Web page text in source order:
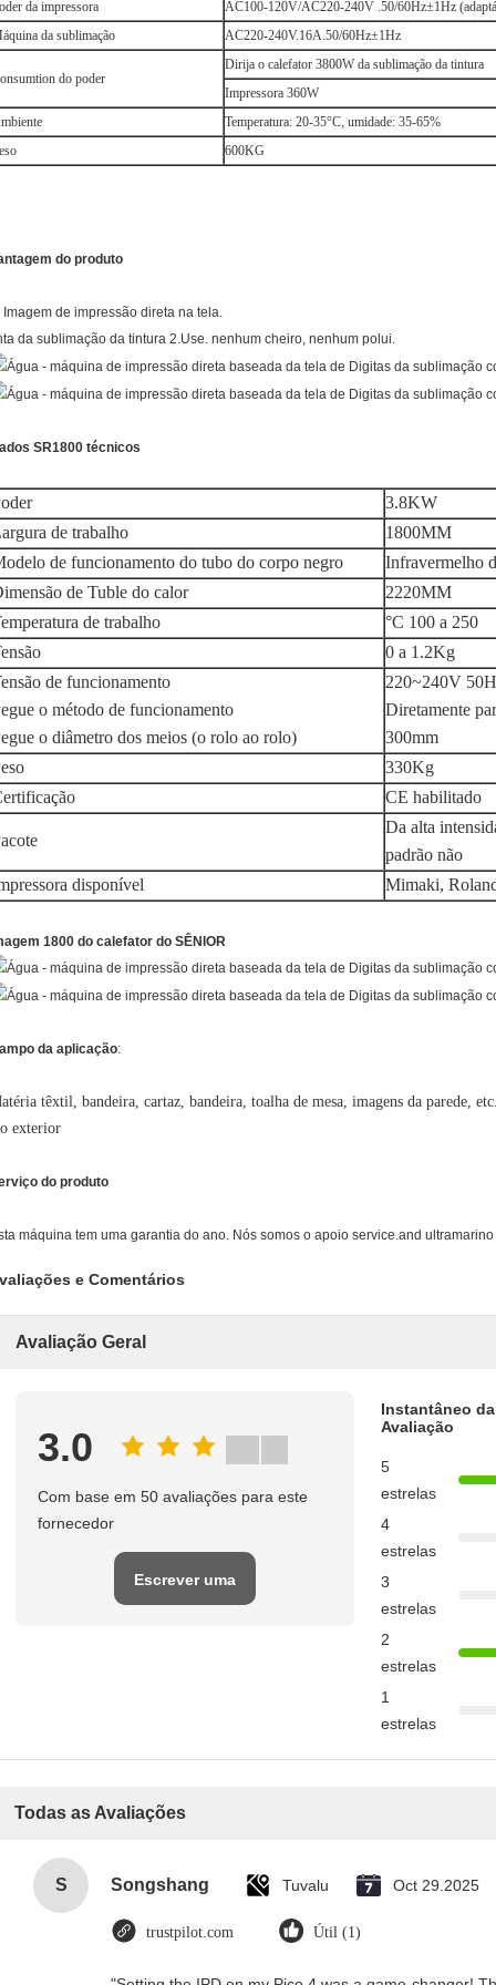
da impressora
AC100-120V/AC220-240V .50/60Hz±1Hz
da sublimação
AC220-240V.16A.50/60Hz±1Hz
do poder
Dirija o calefator 3800W da sublimação da tintura
Impressora 360W
Temperatura: 20-35°C, umidade: 35-65%
600KG
do produto
Imagem de impressão direta na tela.
da sublimação da tintura 2.Use. nenhum cheiro, nenhum polui.
SR1800 técnicos
3.8KW
de trabalho
1800MM
de funcionamento do tubo do corpo negro
Infravermelho
de Tuble do calor
2220MM
de trabalho
°C 100 a 250
0 a 1.2Kg
de funcionamento
o método de funcionamento
o diâmetro dos meios (o rolo ao rolo)
220~240V
Diretamente
300mm
330Kg
CE habilitado
Da alta
padrão não
disponível
Mimaki,
1800 do calefator do SÊNIOR
da aplicação:
têxtil, bandeira, cartaz, bandeira, toalha de mesa, imagens da parede,
exterior
do produto
máquina tem uma garantia do ano. Nós somos o apoio service.and
e Comentários
Avaliação Geral
3.0
Com base em 50 avaliações para este
fornecedor
Escrever uma
Instantâneo da
Avaliação
5
estrelas
4
estrelas
3
estrelas
2
estrelas
1
estrelas
Todas as Avaliações
S Songshang Tuvalu Oct 29.2025
trustpilot.com Útil (1)